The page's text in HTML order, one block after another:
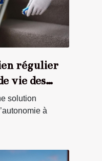
régulier
vie des
solution
à